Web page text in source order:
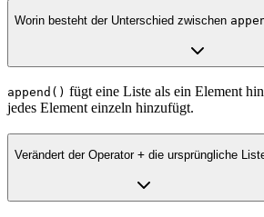
Worin besteht der Unterschied zwischen
append() fügt eine Liste als ein Element
jedes Element einzeln hinzufügt.
Verändert der Operator + die ursprüngliche